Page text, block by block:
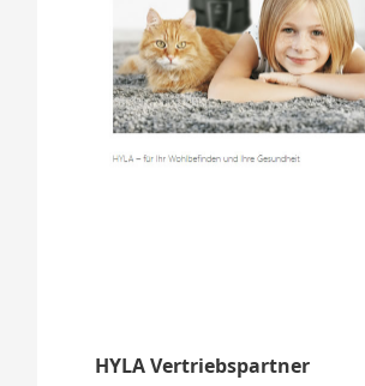
HYLA Vertriebspartner